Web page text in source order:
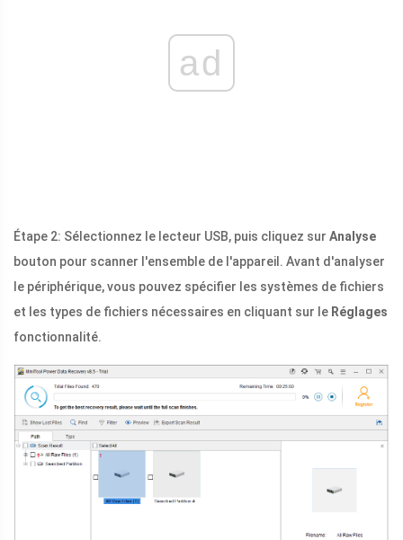
ad
Étape 2: Sélectionnez le lecteur USB, puis cliquez sur Analyse
bouton pour scanner l'ensemble de l'appareil. Avant d'analyser
le périphérique, vous pouvez spécifier les systèmes de fichiers
et les types de fichiers nécessaires en cliquant sur le Réglages
fonctionnalité.